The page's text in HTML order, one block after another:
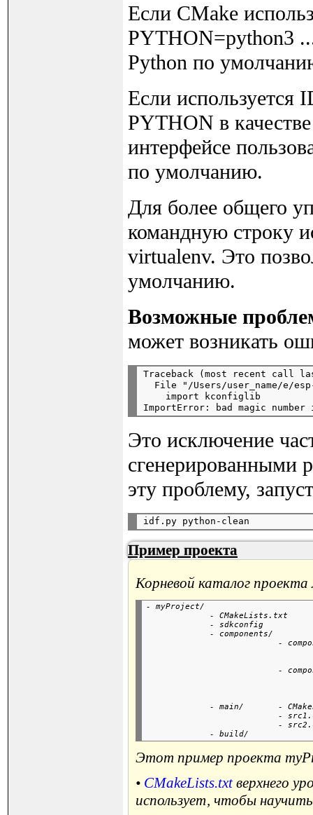
Если CMake
PYTHON=python3
Python по
Если используется
PYTHON в
интерфейсе
по умолчанию.
Для более общего
командную строку
virtualenv. Это
умолчанию.
Возможные
может возникать
Traceback (most recent call
File "/Users/user_name/e/
    import kconfiglib
Это исключение
сгенерированными
эту проблему,
Пример проекта
Корневой каталог
- myProject/
             - CMakeLists.txt
             - sdkconfig
             - components/
-
-
- main/       -
-
-
Этот пример проекта
• CMakeLists.txtверхнего
использует, чтобы